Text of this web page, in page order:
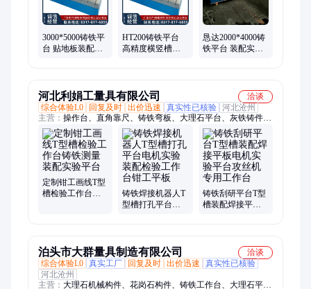
铸铁垫箱、地轨、弯板、方箱、铸铁地轨、铸铁平板
3000*5000铸铁平
台 贴地板装配实
HT200铸铁平台
高精度横竖槽装
恳达2000*4000铸
铁平台 装配实验
河北利娟工量具有限公司
洽谈
综合体验L0
回复及时 出价迅速 真实性已核验 河北沧州
主营： 操作台、直角靠尺、铸铁弯板、大理石平台、灰铁铸件、
焊接夹具、划线平板、四方直角尺、大理石直角尺、矩形大理石
量尺、球墨球型止回阀
定制钳工画线T型
槽检验工作台铸
铸铁焊接机器人T
型槽打孔平台电
铸铁刮研平台T型
槽装配焊接平板
泊头市大群量具制造有限公司
洽谈
综合体验L0 真实工厂 回复及时 出价迅速
真实性已核验
河北沧州
主营： 大理石机械构件、花岗石构件、铸铁工作台、大理石平